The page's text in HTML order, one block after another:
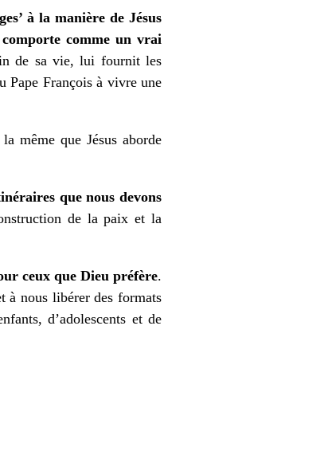
à la manière de Jésus
comme un vrai
de sa vie, lui fournit les
Pape François à vivre une
même que Jésus aborde
que nous devons
de la paix et la
ceux que Dieu préfère.
à nous libérer des formats
d’adolescents et de